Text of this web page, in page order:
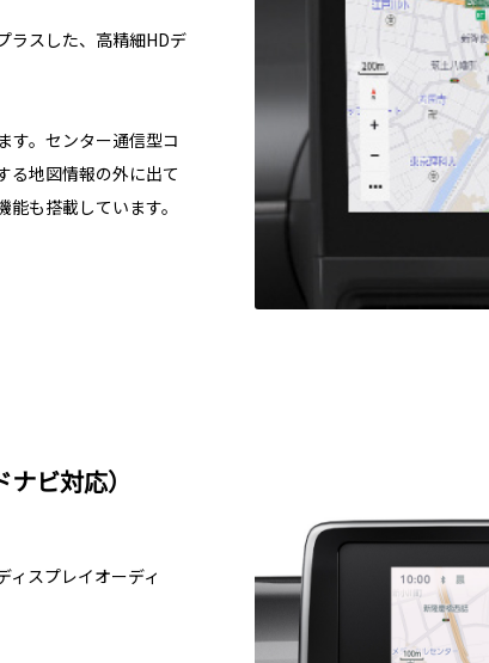
ラスした、高精細HDデ
す。センター通信型コ
る地図情報の外に出て
も搭載しています。
ビ対応）
ィスプレイオーディ